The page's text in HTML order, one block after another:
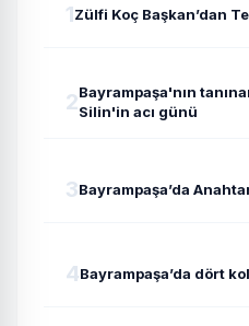
1Zülfi Koç Başkan’dan
2Bayrampaşa'nın
Silin'in acı günü
3Bayrampaşa’da
4Bayrampaşa’da dört